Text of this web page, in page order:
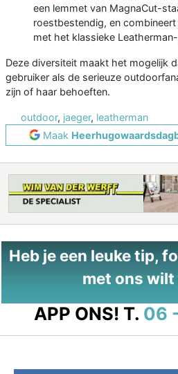
een lemmet van MagnaCut-
roestbestendig, en
met het klassieke
Deze diversiteit maakt het mogelijk
gebruiker als de serieuze
zijn of haar behoeften.
outdoor, jaeger, leatherman
Maak
Heb je een leuke tip,
met ons wilt
APP ONS! T. 06